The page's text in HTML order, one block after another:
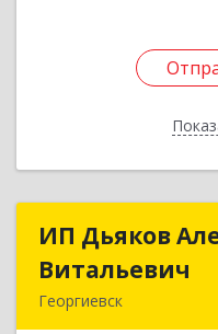
ИП Дьяков
Витальевич
Георгиевск
ИП